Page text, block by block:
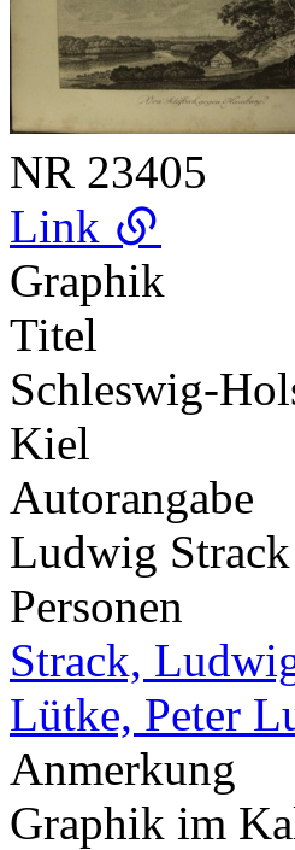
NR 23405
Link
Graphik
Titel
Schleswig-
Kiel
Autorangabe
Ludwig
Personen
Strack,
Lütke, Peter
Anmerkung
Graphik im